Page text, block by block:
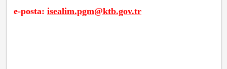
e-posta:isealim.pgm@ktb.gov.tr